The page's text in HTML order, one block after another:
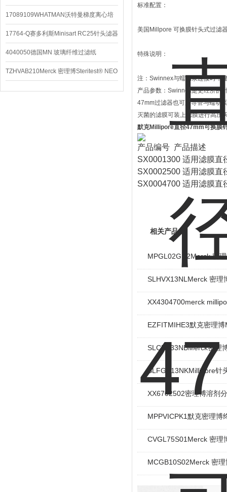
配件
17089109WHATMAN沃特曼梯度离心培
养基
17764-Q赛多利斯Minisart RC25针头滤器
4040050德国MN 玻璃纤维过滤纸
TZHVAB210Merck 密理博Steritest® NEO
设备
标准配置：
美国Millpore 可换膜针头式过滤
特殊说明：
注：Swinnex与蠕动泵连接时，
产品参数：Swinnex是更经济的
47mm过滤器也可用导管与蠕动
灭菌的滤膜可装上滤膜进行高压
默克Millipore直径47mm可换膜
产品编号  产品描述
SX0001300 适用滤膜
SX0002500 适用滤膜
SX0004700 适用滤膜直
相关产品
MPGL02GH2Merck 密
SLHVX13NLMerck 密理
XX4304700merck
EZFITMIHE3默克密理
SLCR033NBMerck密理
SLFGX13NKMillipore针
XX6702502密理博溶剂
MPPVICPK1默克密理博
CVGL75S01Merck 密理
MCGB10S02Merck 密